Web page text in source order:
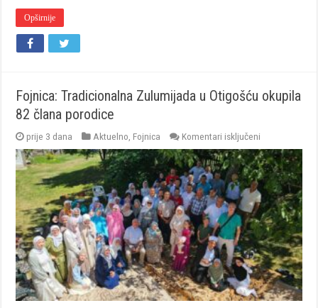
Opširnije
Fojnica: Tradicionalna Zulumijada u Otigošću okupila
82 člana porodice
prije 3 dana Aktuelno Fojnica Komentari isključeni
Fojnica:
Tradicionalna
Zulumijada
u
Otigošću
okupila
82
člana
porodice